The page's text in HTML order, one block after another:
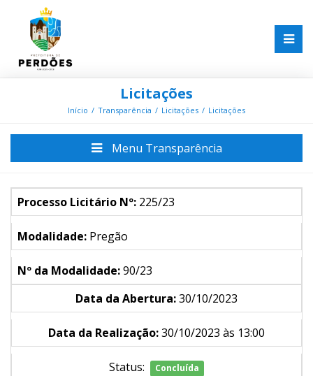
Licitações
Início Transparência Licitações Licitações
Menu Transparência
Processo Licitário Nº: 225/23
Modalidade: Pregão
Nº da Modalidade:90/23
Data da Abertura:30/10/2023
Data da Realização:30/10/2023 às 13:00
Status: Concluída